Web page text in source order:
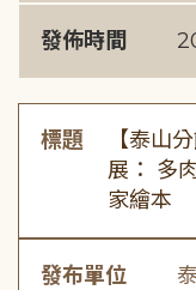
發佈時間
標題
【泰山
展： 多
家繪本
發布單位